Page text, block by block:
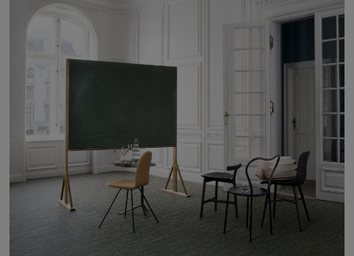
Pattern Tile Tool
Vælg land